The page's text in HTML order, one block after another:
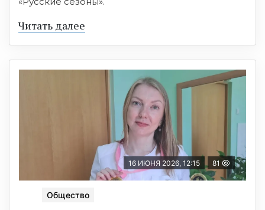
Читать далее
16 ИЮНЯ 2026, 12:15 81
Общество